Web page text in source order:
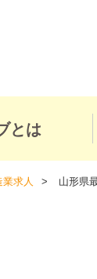
とは
求人 山形県